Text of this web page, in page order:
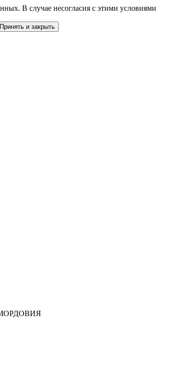
В случае несогласия с этими условиями
Принять и закрыть